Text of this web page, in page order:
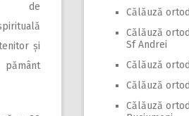
de
și
Călăuză
Călăuză
Sf Andrei
Călăuză
Călăuză
Călăuză